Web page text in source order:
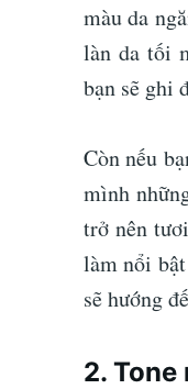
màu da
làn da tối
bạn sẽ ghi
Còn nếu
mình
trở nên
làm nổi
sẽ hướng
2. Tone